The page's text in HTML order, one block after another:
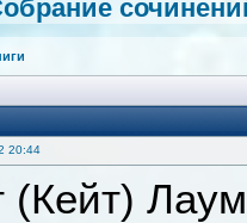
20:44
(Кейт)